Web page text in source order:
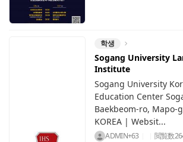
학생
Sogang University
Institute
Sogang University
Education Center
Baekbeom-ro, Mapo-
KOREA | Websit...
ADMIN+63 閲覧数